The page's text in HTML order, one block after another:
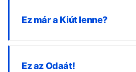
Ez már a Kiút lenne?
Ez az Odaát!